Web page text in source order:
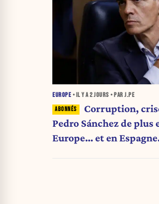
EUROPE • IL Y A2 JOURS • PAR J.PE
Corruption,
Pedro Sánchez de plus
Europe… et en